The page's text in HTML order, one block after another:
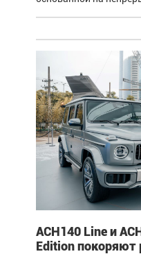
ACH140 Line и
Edition покоряют